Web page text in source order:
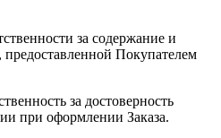
за содержание и
Покупателем
за достоверность
при оформлении Заказа.